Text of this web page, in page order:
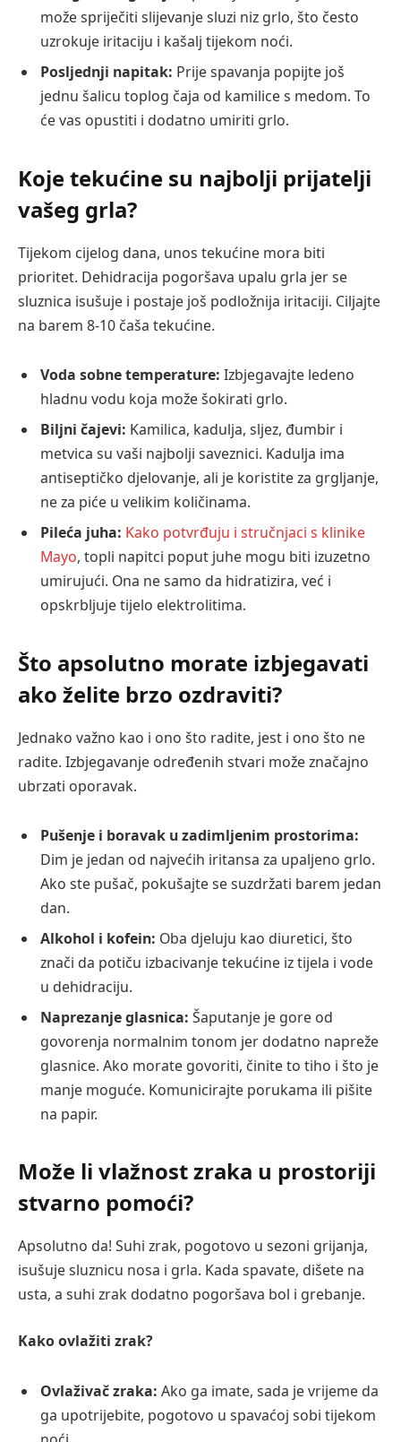
može spriječiti slijevanje sluzi niz grlo, što često
uzrokuje iritaciju i kašalj tijekom noći.
Posljednji napitak: Prije spavanja popijte još
jednu šalicu toplog čaja od kamilice s medom. To
će vas opustiti i dodatno umiriti grlo.
Koje tekućine su najbolji prijatelji
vašeg grla?
Tijekom cijelog dana, unos tekućine mora biti
prioritet. Dehidracija pogoršava upalu grla jer se
sluznica isušuje i postaje još podložnija iritaciji. Ciljajte
na barem 8-10 čaša tekućine.
Voda sobne temperature: Izbjegavajte ledeno
hladnu vodu koja može šokirati grlo.
Biljni čajevi: Kamilica, kadulja, sljez, đumbir i
metvica su vaši najbolji saveznici. Kadulja ima
antiseptičko djelovanje, ali je koristite za grgljanje,
ne za piće u velikim količinama.
Pileća juha: Kako potvrđuju i stručnjaci s klinike
Mayo, topli napitci poput juhe mogu biti izuzetno
umirujući. Ona ne samo da hidratizira, već i
opskrbljuje tijelo elektrolitima.
Što apsolutno morate izbjegavati
ako želite brzo ozdraviti?
Jednako važno kao i ono što radite, jest i ono što ne
radite. Izbjegavanje određenih stvari može značajno
ubrzati oporavak.
Pušenje i boravak u zadimljenim prostorima:
Dim je jedan od najvećih iritansa za upaljeno grlo.
Ako ste pušač, pokušajte se suzdržati barem jedan
dan.
Alkohol i kofein: Oba djeluju kao diuretici, što
znači da potiču izbacivanje tekućine iz tijela i vode
u dehidraciju.
Naprezanje glasnica: Šaputanje je gore od
govorenja normalnim tonom jer dodatno napreže
glasnice. Ako morate govoriti, činite to tiho i što je
manje moguće. Komunicirajte porukama ili pišite
na papir.
Može li vlažnost zraka u prostoriji
stvarno pomoći?
Apsolutno da! Suhi zrak, pogotovo u sezoni grijanja,
isušuje sluznicu nosa i grla. Kada spavate, dišete na
usta, a suhi zrak dodatno pogoršava bol i grebanje.
Kako ovlažiti zrak?
Ovlaživač zraka: Ako ga imate, sada je vrijeme da
ga upotrijebite, pogotovo u spavaćoj sobi tijekom